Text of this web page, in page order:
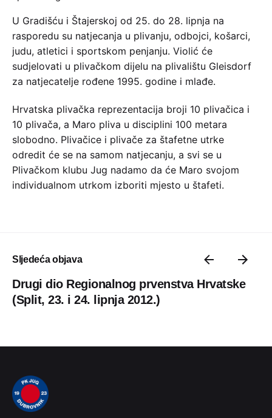
U Gradišću i Štajerskoj od 25. do 28. lipnja na
rasporedu su natjecanja u plivanju, odbojci, košarci,
judu, atletici i sportskom penjanju. Violić će
sudjelovati u plivačkom dijelu na plivalištu Gleisdorf
za natjecatelje rođene 1995. godine i mlađe.
Hrvatska plivačka reprezentacija broji 10 plivačica i
10 plivača, a Maro pliva u disciplini 100 metara
slobodno. Plivačice i plivače za štafetne utrke
odredit će se na samom natjecanju, a svi se u
Plivačkom klubu Jug nadamo da će Maro svojom
individualnom utrkom izboriti mjesto u štafeti.
Sljedeća objava
Drugi dio Regionalnog prvenstva Hrvatske
(Split, 23. i 24. lipnja 2012.)